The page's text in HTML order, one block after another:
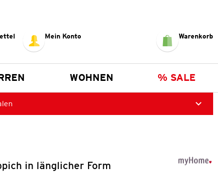
Mein Konto Warenkorb
WOHNEN % SALE
in länglicher Form